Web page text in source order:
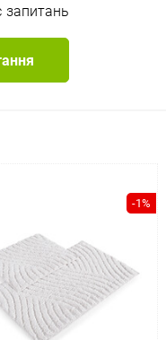
запитань
-1%